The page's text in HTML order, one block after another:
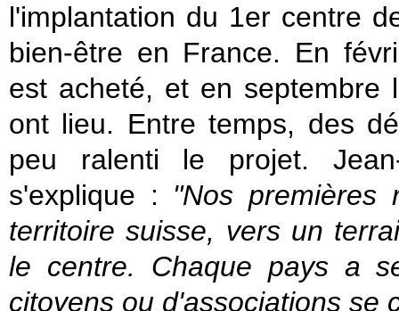
l'implantation du 1er centre
bien-être en France. En
est acheté, et en septembre
ont lieu. Entre temps, des
peu ralenti le projet.
s'explique : "Nos premières
territoire suisse, vers un
le centre. Chaque pays a
citoyens ou d'associations se